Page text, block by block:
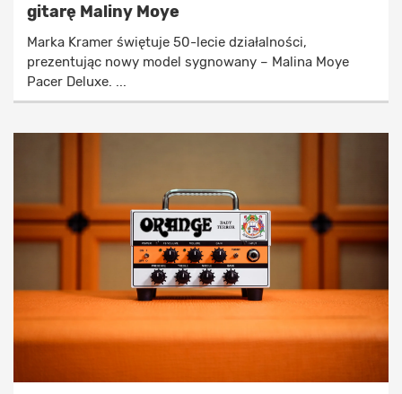
gitarę Maliny Moye
Marka Kramer świętuje 50-lecie działalności,
prezentując nowy model sygnowany – Malina Moye
Pacer Deluxe. ...